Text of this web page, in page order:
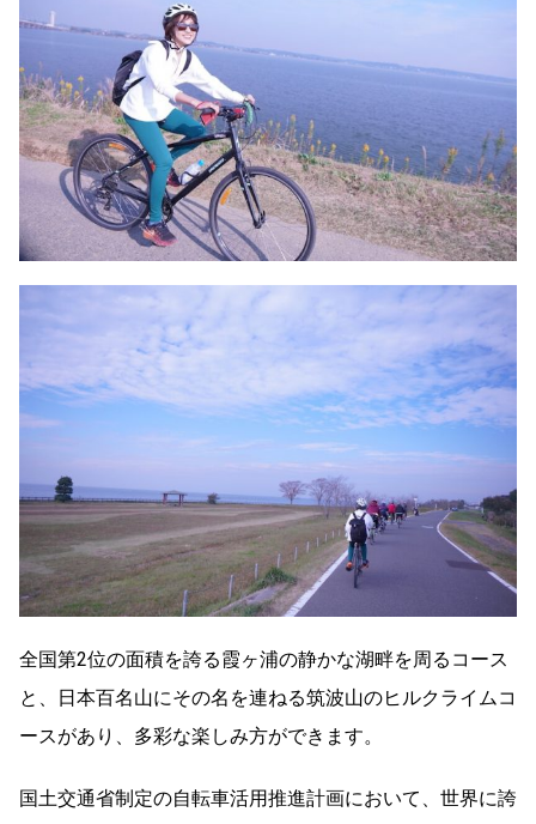
全国第2位の面積を誇る霞ヶ浦の静かな湖畔を周るコース
と、日本百名山にその名を連ねる筑波山のヒルクライムコ
ースがあり、多彩な楽しみ方ができます。
国土交通省制定の自転車活用推進計画において、世界に誇